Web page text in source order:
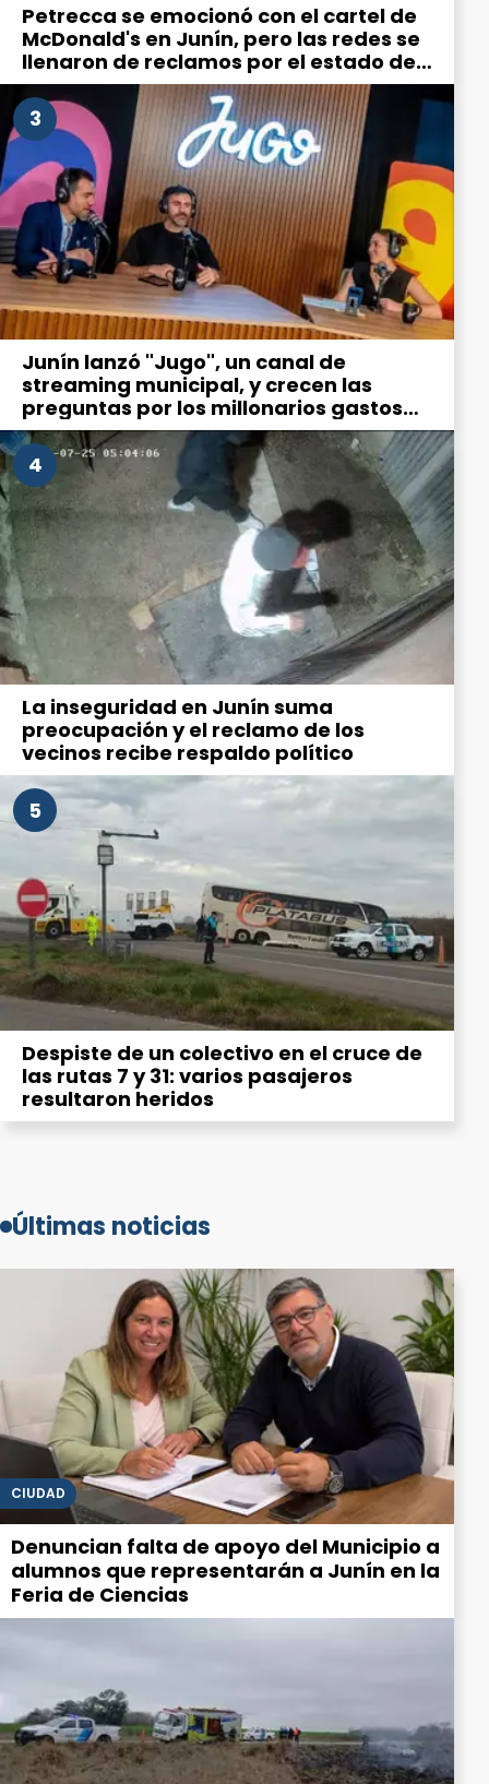
Petrecca se emocionó con el cartel de
McDonald's en Junín, pero las redes se
llenaron de reclamos por el estado de
la ciudad
3
Junín lanzó "Jugo", un canal de
streaming municipal, y crecen las
preguntas por los millonarios gastos
en comunicación
4
La inseguridad en Junín suma
preocupación y el reclamo de los
vecinos recibe respaldo político
5
Despiste de un colectivo en el cruce de
las rutas 7 y 31: varios pasajeros
resultaron heridos
Últimas noticias
CIUDAD
Denuncian falta de apoyo del Municipio a
alumnos que representarán a Junín en la
Feria de Ciencias